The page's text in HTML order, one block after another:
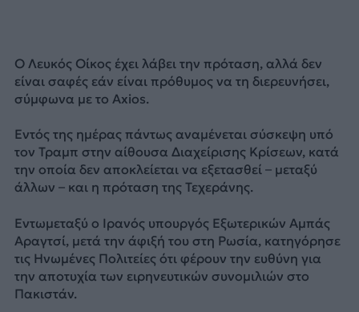
Ο Λευκός Οίκος έχει λάβει την πρόταση, αλλά δεν
είναι σαφές εάν είναι πρόθυμος να τη διερευνήσει,
σύμφωνα με το Axios.
Εντός της ημέρας πάντως αναμένεται σύσκεψη υπό
τον Τραμπ στην αίθουσα Διαχείρισης Κρίσεων, κατά
την οποία δεν αποκλείεται να εξετασθεί – μεταξύ
άλλων – και η πρόταση της Τεχεράνης.
Εντωμεταξύ ο Ιρανός υπουργός Εξωτερικών Αμπάς
Αραγτσί, μετά την άφιξή του στη Ρωσία, κατηγόρησε
τις Ηνωμένες Πολιτείες ότι φέρουν την ευθύνη για
την αποτυχία των ειρηνευτικών συνομιλιών στο
Πακιστάν.